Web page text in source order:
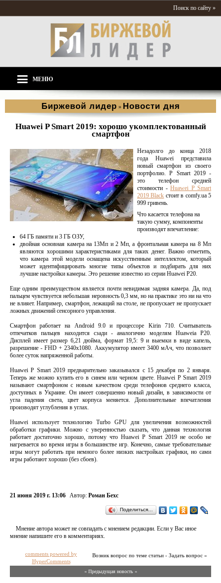
Поиск по сайту »
МЕНЮ
Биржевой лидер » Новости дня
Huawei P Smart 2019: хорошо укомплектованный
смартфон
Незадолго до конца 2018
года Huawei представила
новый смартфон из своего
портфолио. P Smart 2019 -
это телефон средней
стоимости - Huawei P Smart
2019 Black стоит в comfy.ua 5
999 гривень.
Что касается телефона на
такую ​​сумму, компоненты
производят впечатление:
64 ГБ памяти и 3 ГБ ОЗУ,
двойная основная камера на 13Мп и 2 Мп, а фронтальная камера на 8 Мп
являются хорошими характеристиками для таких денег. Важно отметить,
что камера этой модели оснащена искусственным интеллектом, который
может идентифицировать многие типы объектов и подбирать для них
лучшие настройки камеры. Это решение известно из серии Huawei P20.
Еще одним преимуществом является почти невидимая задняя камера. Да, под
пальцем чувствуется небольшая неровность 0,3 мм, но на практике это ни на что
не влияет. Например, смартфон, лежащий на столе, не пропускает не пропускает
ложных движений сенсорного управления.
Смартфон работает на Android 9.0 и процессоре Kirin 710. Считыватель
отпечатков пальцев находится сзади - аналогично моделям Huaweia P20.
Дисплей имеет размер 6,21 дюйма, формат 19,5: 9 и выемки в виде капель,
разрешение - FHD + 2340x1080. Аккумулятор имеет 3400 мАч, что позволяет
более суток напряженной работы.
Huawei P Smart 2019 предварительно заказывался с 15 декабря по 2 января.
Теперь же можно купить его в синем или черном цвете. Huawei P Smart 2019
называют смартфоном с новым качеством среди телефонов среднего класса,
доступных в Украине. Он имеет совершенно новый дизайн, в зависимости от
угла падения света, цвет корпуса меняется. Дополнительные впечатления
производят углубления в углах.
Huawei использует технологию Turbo GPU для увеличения возможностей
обработки графики. Можно с уверенностью сказать, что данная технология
работает достаточно хорошо, потому что Huawei P Smart 2019 не особо не
нагревается во время игры в большинстве игр. Конечно, самые требовательные
игры могут работать при немного более низких настройках графики, но сами
игры работают хорошо (без сбоев).
21 июня 2019 г. 13:06 Автор: Роман Бехс
Поделиться…
Мнение автора может не совпадать с мнением редакции. Если у Вас иное
мнение напишите его в комментариях.
Возник вопрос по теме статьи - Задать вопрос »
comments powered by
HyperComments
« Предыдущая новость «